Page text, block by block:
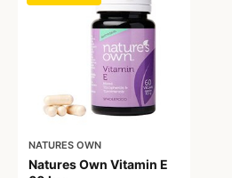
NATURES OWN
Natures Own Vitamin E